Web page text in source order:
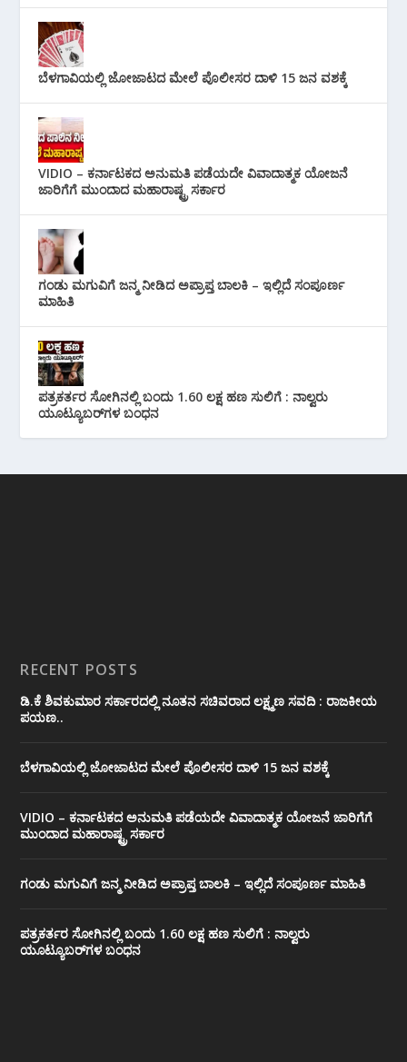
ಬೆಳಗಾವಿಯಲ್ಲಿ ಜೋಜಾಟದ ಮೇಲೆ ಪೊಲೀಸರ ದಾಳಿ 15 ಜನ ವಶಕ್ಕೆ
VIDIO – ಕರ್ನಾಟಕದ ಅನುಮತಿ ಪಡೆಯದೇ ವಿವಾದಾತ್ಮಕ ಯೋಜನೆ
ಜಾರಿಗೆಗೆ ಮುಂದಾದ ಮಹಾರಾಷ್ಟ್ರ ಸರ್ಕಾರ
ಗಂಡು ಮಗುವಿಗೆ ಜನ್ಮ ನೀಡಿದ ಅಪ್ರಾಪ್ತ ಬಾಲಕಿ – ಇಲ್ಲಿದೆ ಸಂಪೂರ್ಣ
ಮಾಹಿತಿ
ಪತ್ರಕರ್ತರ ಸೋಗಿನಲ್ಲಿ ಬಂದು 1.60 ಲಕ್ಷ ಹಣ ಸುಲಿಗೆ : ನಾಲ್ವರು
ಯೂಟ್ಯೂಬರ್‌ಗಳ ಬಂಧನ
RECENT POSTS
ಡಿ.ಕೆ ಶಿವಕುಮಾರ ಸರ್ಕಾರದಲ್ಲಿ ನೂತನ ಸಚಿವರಾದ ಲಕ್ಷ್ಮಣ ಸವದಿ : ರಾಜಕೀಯ
ಪಯಣ..
ಬೆಳಗಾವಿಯಲ್ಲಿ ಜೋಜಾಟದ ಮೇಲೆ ಪೊಲೀಸರ ದಾಳಿ 15 ಜನ ವಶಕ್ಕೆ
VIDIO – ಕರ್ನಾಟಕದ ಅನುಮತಿ ಪಡೆಯದೇ ವಿವಾದಾತ್ಮಕ ಯೋಜನೆ ಜಾರಿಗೆಗೆ
ಮುಂದಾದ ಮಹಾರಾಷ್ಟ್ರ ಸರ್ಕಾರ
ಗಂಡು ಮಗುವಿಗೆ ಜನ್ಮ ನೀಡಿದ ಅಪ್ರಾಪ್ತ ಬಾಲಕಿ – ಇಲ್ಲಿದೆ ಸಂಪೂರ್ಣ ಮಾಹಿತಿ
ಪತ್ರಕರ್ತರ ಸೋಗಿನಲ್ಲಿ ಬಂದು 1.60 ಲಕ್ಷ ಹಣ ಸುಲಿಗೆ : ನಾಲ್ವರು
ಯೂಟ್ಯೂಬರ್‌ಗಳ ಬಂಧನ